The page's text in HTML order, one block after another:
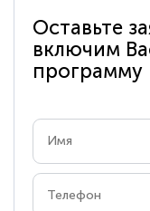
Оставьте
включим
программу